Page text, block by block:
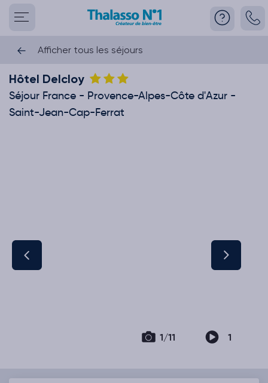
Afficher tous les séjours
1/11 1
Hôtel Delcloy
Séjour France - Provence-Alpes-Côte d'Azur -
Saint-Jean-Cap-Ferrat